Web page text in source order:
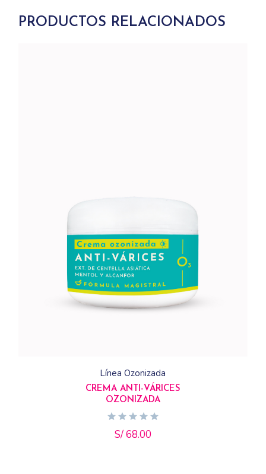
PRODUCTOS RELACIONADOS
Línea Ozonizada
CREMA ANTI-VÁRICES
OZONIZADA
S/68.00